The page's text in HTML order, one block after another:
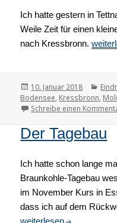
Ich hatte gestern in
Weile Zeit für einen
nach Kressbronn.
Veröffentlicht
am
10. Januar 2018
Bodensee, Kressbronn,
Schreibe einen
Der Tagebau
Ich hatte schon lange
Braunkohle-Tagebau
im November Kurs in
dass ich auf dem
Der Tagebau
weiterlesen